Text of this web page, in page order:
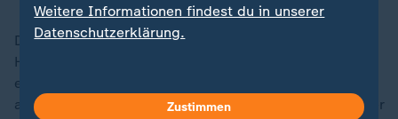
Denn ich sage es nochmal: Bei allen
Herausforderungen, allen Investitionen, die auf
europäischer Ebene anstehen, ist es nicht Frankreich,
aber auch nicht Deutschland alleine, die hier das Ruder
Weitere Informationen findest du in unserer
Datenschutzerklärung.
Zustimmen